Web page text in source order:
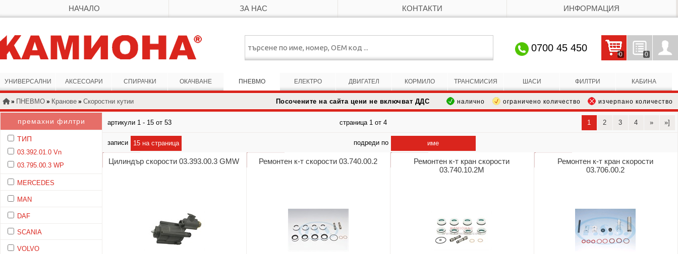
НАЧАЛО ЗА НАС КОНТАКТИ ИНФОРМАЦИЯ
0
0
Кошницата е празна
0700 45 450
УНИВЕРСАЛНИ АКСЕСОАРИ СПИРАЧКИ ОКАЧВАНЕ ПНЕВМО ЕЛЕКТРО ДВИГАТЕЛ КОРМИЛО ТРАНСМИСИЯ ШАСИ ФИЛТРИ КАБИНА
» ПНЕВМО » Кранове » Скоростни кутии изчерпано количество
ограничено количество
налично
Посочените на сайта цени не включват ДДС
премахни филтри
ТИП
03.392.01.0 Vn
03.795.00.3 WP
}
MERCEDES
MAN
DAF
SCANIA
VOLVO
артикули 1 - 15 от 53 страница 1 от 4 1 2 3 4 » »]
записи 15 на страница подреди по име
Цилиндър скорости 03.393.00.3 GMW Ремонтен к-т скорости 03.740.00.2
Ремонтен к-т кран скорости
03.740.10.2М
Ремонтен к-т кран скорости
03.706.00.2